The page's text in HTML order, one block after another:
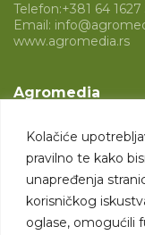
Kolačiće
pravilno te kako
unapređenja
korisničkog
oglase, omogućili
Telefon:+381 64 1627
Email:
www.agromedia.rs
Agromedia
Svet poljoprivrede
Marketing usluge
Tražimo saradnike